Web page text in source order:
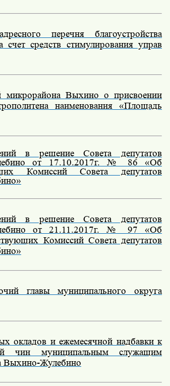
перечня благоустройства
средств стимулирования управ
микрорайона Выхино о присвоении
наименования «Площадь
в решение Совета депутатов
от 17.10.2017г. № 86 «Об
Комиссий Совета депутатов
в решение Совета депутатов
от 21.11.2017г. № 97 «Об
Комиссий Совета депутатов
главы муниципального округа
окладов и ежемесячной надбавки к
чин муниципальным служащим
Выхино-Жулебино